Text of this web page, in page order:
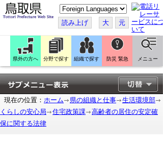
こ
の
ペ
ー
ジ
翻
訳
す
る
読み上げ 大 元
県外の方へ 分野で探す 組織で探す 防災 緊急 メニュー
現在の位置： ホーム 県の組織と仕事
生活環境部
くらしの安心局
住宅政策課
高齢者の居住の安定確
保に関する法律